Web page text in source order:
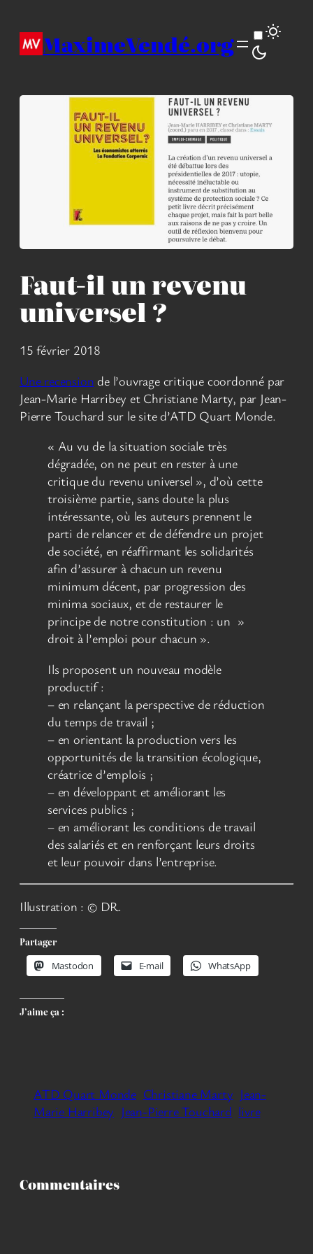
contenuMaximeVendé.org
Faut-il un revenu
universel ?
15 février 2018
Une recension de l’ouvrage critique coordonné par
Jean-Marie Harribey et Christiane Marty, par Jean-
Pierre Touchard sur le site d’ATD Quart Monde.
« Au vu de la situation sociale très
dégradée, on ne peut en rester à une
critique du revenu universel », d’où cette
troisième partie, sans doute la plus
intéressante, où les auteurs prennent le
parti de relancer et de défendre un projet
de société, en réaffirmant les solidarités
afin d’assurer à chacun un revenu
minimum décent, par progression des
minima sociaux, et de restaurer le
principe de notre constitution : un »
droit à l’emploi pour chacun ».
Ils proposent un nouveau modèle
productif :
– en relançant la perspective de réduction
du temps de travail ;
– en orientant la production vers les
opportunités de la transition écologique,
créatrice d’emplois ;
– en développant et améliorant les
services publics ;
– en améliorant les conditions de travail
des salariés et en renforçant leurs droits
et leur pouvoir dans l’entreprise.
Illustration : © DR.
Partager
Mastodon
E-mail WhatsApp
J’aime ça :
ATD Quart Monde Christiane Marty Jean-
Marie Harribey Jean-Pierre Touchard livre
Commentaires